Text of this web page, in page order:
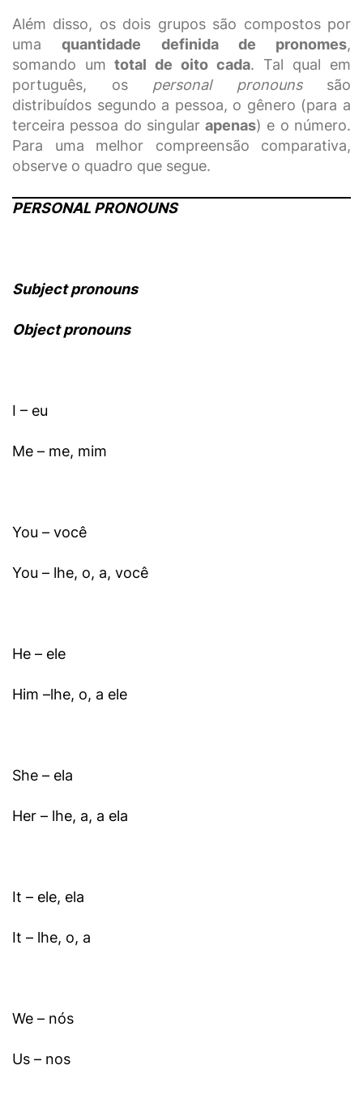
Além disso, os dois grupos são compostos por
umaquantidade definida de pronomes,
somando um total de oito cada. Tal qual em
português, os personal pronouns são
distribuídos segundo a pessoa, o gênero (para a
terceira pessoa do singularapenas) e o número.
Para uma melhor compreensão comparativa,
observe o quadro que segue.
PERSONAL PRONOUNS
Subject pronouns
Object pronouns
I – eu
Me – me, mim
You – você
You – lhe, o, a, você
He – ele
Him –lhe, o, a ele
She – ela
Her – lhe, a, a ela
It – ele, ela
It – lhe, o, a
We – nós
Us – nos